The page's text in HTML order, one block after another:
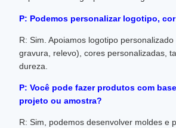
P: Podemos personalizar logotipo,
R: Sim. Apoiamos logotipo personalizado
gravura, relevo), cores personalizadas,
dureza.
P: Você pode fazer produtos com
projeto ou amostra?
R: Sim, podemos desenvolver moldes e